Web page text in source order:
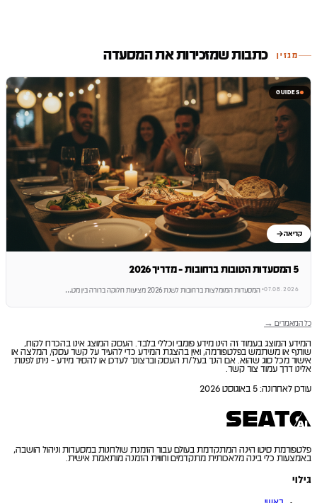
מגזין כתבות שמזכירות את המסעדה
GUIDES
קריאה
5 המסעדות הטובות ברחובות - מדריך 2026
07.08.2026
· המסעדות המומלצות ברחובות לשנת 2026 מציעות חלוקה ברורה בין מט …
כל המאמרים →
המידע המוצג בעמוד זה הינו מידע פומבי וכללי בלבד. העסק המוצג אינו בהכרח לקוח,
שותף או משתמש בפלטפורמה, ואין בהצגת המידע כדי להעיד על קשר עסקי, המלצה או
אישור מכל סוג שהוא. אם הנך בעל/ת העסק וברצונך לעדכן או להסיר מידע - ניתן לפנות
אלינו דרך עמוד צור קשר.
עודכן לאחרונה: 5 באוגוסט 2026
פלטפורמת סיטו הינה המתקדמת בעולם עבור הזמנת שולחנות במסעדות וניהול הושבה,
באמצעות כלי בינה מלאכותית מתקדמים וחווית הזמנה מותאמת אישית.
גילוי